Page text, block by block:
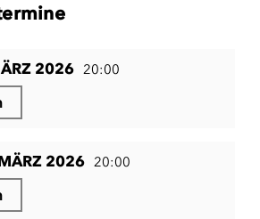
2026 20:00
2026 20:00